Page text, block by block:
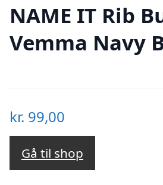
NAME IT Rib
Vemma Navy
kr. 99,00
Gå til shop